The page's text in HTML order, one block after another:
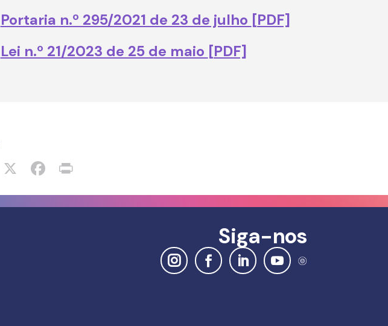
Portaria n.º 295/2021 de 23 de julho [PDF]
Lei n.º 21/2023 de 25 de maio [PDF]
Siga-nos